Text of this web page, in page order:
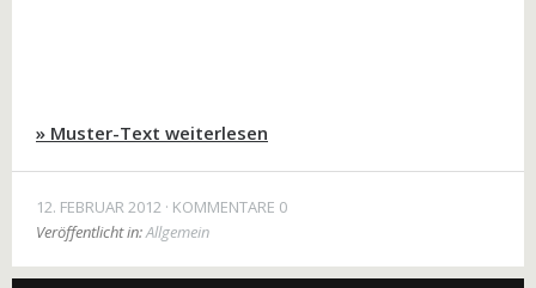
» Muster-Text weiterlesen
12. FEBRUAR 2012 KOMMENTARE 0
Veröffentlicht in:Allgemein